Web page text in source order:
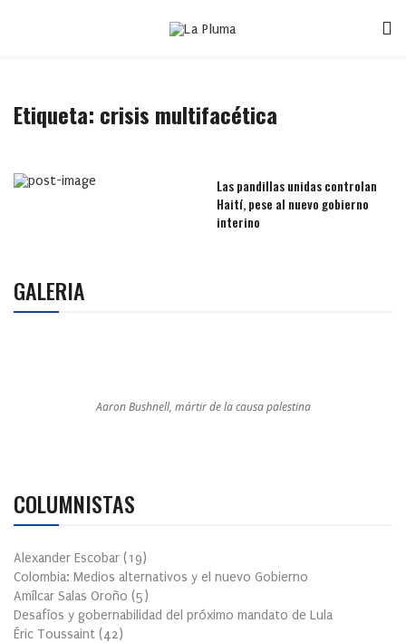
Etiqueta: crisis multifacética
Las pandillas unidas controlan
Haití, pese al nuevo gobierno
interino
GALERIA
Aaron Bushnell, mártir de la causa palestina
COLUMNISTAS
Alexander Escobar (19)
Colombia: Medios alternativos y el nuevo Gobierno
Amílcar Salas Oroño (5)
Desafíos y gobernabilidad del próximo mandato de Lula
Éric Toussaint (42)